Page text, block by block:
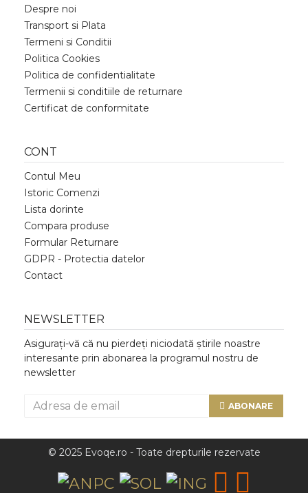
Despre noi
Transport si Plata
Termeni si Conditii
Politica Cookies
Politica de confidentialitate
Termenii si conditiile de returnare
Certificat de conformitate
CONT
Contul Meu
Istoric Comenzi
Lista dorinte
Compara produse
Formular Returnare
GDPR - Protectia datelor
Contact
NEWSLETTER
Asigurați-vă că nu pierdeți niciodată știrile noastre
interesante prin abonarea la programul nostru de
newsletter
ABONARE
© 2025 Evoqe.ro - Toate drepturile rezervate